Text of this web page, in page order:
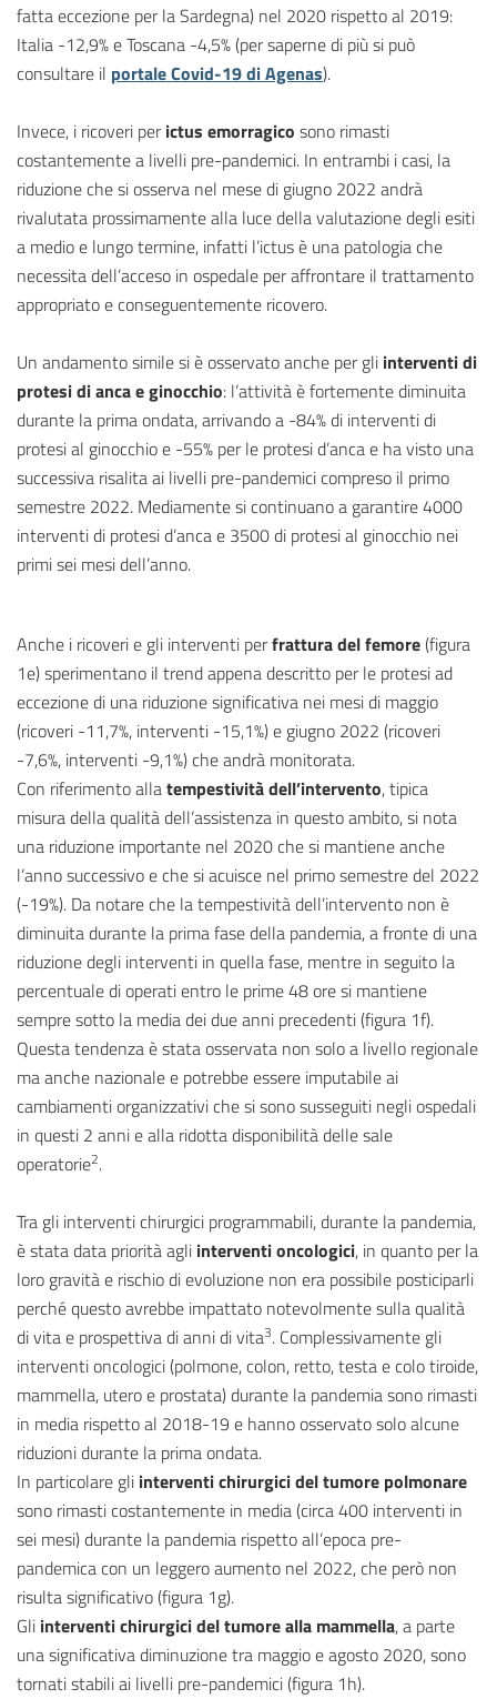
fatta eccezione per la Sardegna) nel 2020 rispetto al 2019:
Italia -12,9% e Toscana -4,5% (per saperne di più si può
consultare il portale Covid-19 di Agenas).
Invece, i ricoveri perictus emorragico sono rimasti
costantemente a livelli pre-pandemici. In entrambi i casi, la
riduzione che si osserva nel mese di giugno 2022 andrà
rivalutata prossimamente alla luce della valutazione degli esiti
a medio e lungo termine, infatti l’ictus è una patologia che
necessita dell’acceso in ospedale per affrontare il trattamento
appropriato e conseguentemente ricovero.
Un andamento simile si è osservato anche per gli interventi di
protesi di anca e ginocchio: l’attività è fortemente diminuita
durante la prima ondata, arrivando a -84% di interventi di
protesi al ginocchio e -55% per le protesi d’anca e ha visto una
successiva risalita ai livelli pre-pandemici compreso il primo
semestre 2022. Mediamente si continuano a garantire 4000
interventi di protesi d’anca e 3500 di protesi al ginocchio nei
primi sei mesi dell’anno.
Anche i ricoveri e gli interventi perfrattura del femore(figura
1e) sperimentano il trend appena descritto per le protesi ad
eccezione di una riduzione significativa nei mesi di maggio
(ricoveri -11,7%, interventi -15,1%) e giugno 2022 (ricoveri
-7,6%, interventi -9,1%) che andrà monitorata.
Con riferimento allatempestività dell’intervento, tipica
misura della qualità dell’assistenza in questo ambito, si nota
una riduzione importante nel 2020 che si mantiene anche
l’anno successivo e che si acuisce nel primo semestre del 2022
(-19%). Da notare che la tempestività dell’intervento non è
diminuita durante la prima fase della pandemia, a fronte di una
riduzione degli interventi in quella fase, mentre in seguito la
percentuale di operati entro le prime 48 ore si mantiene
sempre sotto la media dei due anni precedenti (figura 1f).
Questa tendenza è stata osservata non solo a livello regionale
ma anche nazionale e potrebbe essere imputabile ai
cambiamenti organizzativi che si sono susseguiti negli ospedali
in questi 2 anni e alla ridotta disponibilità delle sale
operatorie2.
Tra gli interventi chirurgici programmabili, durante la pandemia,
è stata data priorità agli interventi oncologici, in quanto per la
loro gravità e rischio di evoluzione non era possibile posticiparli
perché questo avrebbe impattato notevolmente sulla qualità
di vita e prospettiva di anni di vita3. Complessivamente gli
interventi oncologici (polmone, colon, retto, testa e colo tiroide,
mammella, utero e prostata) durante la pandemia sono rimasti
in media rispetto al 2018-19 e hanno osservato solo alcune
riduzioni durante la prima ondata.
In particolare gli interventi chirurgici del tumore polmonare
sono rimasti costantemente in media (circa 400 interventi in
sei mesi) durante la pandemia rispetto all’epoca pre-
pandemica con un leggero aumento nel 2022, che però non
risulta significativo (figura 1g).
Gli interventi chirurgici del tumore alla mammella, a parte
una significativa diminuzione tra maggio e agosto 2020, sono
tornati stabili ai livelli pre-pandemici (figura 1h).